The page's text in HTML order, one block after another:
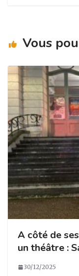
Vous
A côté de
un théâtre :
30/12/2025